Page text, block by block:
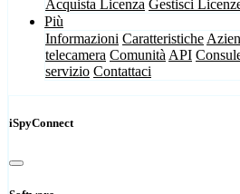
Acquista Licenza Gestisci
Più
Informazioni Caratteristiche
telecamera Comunità API
servizio Contattaci
iSpyConnect